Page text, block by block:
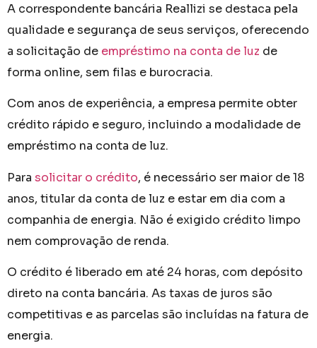
A correspondente bancária Reallizi se destaca pela
qualidade e segurança de seus serviços, oferecendo
a solicitação de empréstimo na conta de luz de
forma online, sem filas e burocracia.
Com anos de experiência, a empresa permite obter
crédito rápido e seguro, incluindo a modalidade de
empréstimo na conta de luz.
Para solicitar o crédito, é necessário ser maior de 18
anos, titular da conta de luz e estar em dia com a
companhia de energia. Não é exigido crédito limpo
nem comprovação de renda.
O crédito é liberado em até 24 horas, com depósito
direto na conta bancária. As taxas de juros são
competitivas e as parcelas são incluídas na fatura de
energia.